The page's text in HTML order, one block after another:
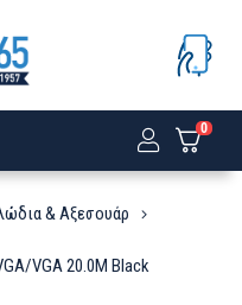
0
& Αξεσουάρ
VGA 20.0M Black